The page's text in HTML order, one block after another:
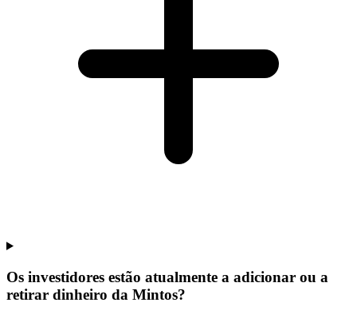
Os investidores estão atualmente a adicionar ou a
retirar dinheiro da Mintos?